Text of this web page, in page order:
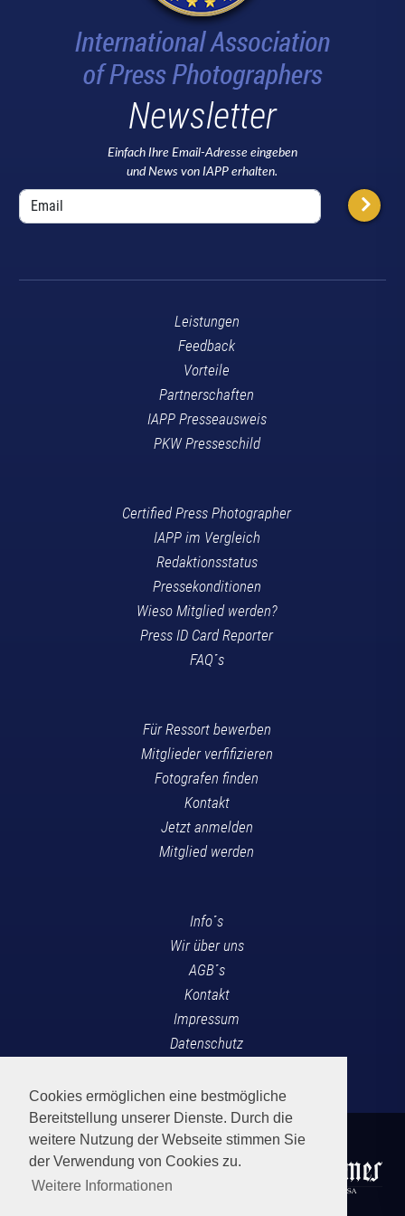
Cookies ermöglichen eine bestmögliche
Bereitstellung unserer Dienste. Durch die
weitere Nutzung der Webseite stimmen Sie
der Verwendung von Cookies zu.
Weitere Informationen
Newsletter
Einfach Ihre Email-Adresse eingeben
und News von IAPP erhalten.
Leistungen
Feedback
Vorteile
Partnerschaften
IAPP Presseausweis
PKW Presseschild
Certified Press Photographer
IAPP im Vergleich
Redaktionsstatus
Pressekonditionen
Wieso Mitglied werden?
Press ID Card Reporter
FAQ´s
Für Ressort bewerben
Mitglieder verfifizieren
Fotografen finden
Kontakt
Jetzt anmelden
Mitglied werden
Info´s
Wir über uns
AGB´s
Kontakt
Impressum
Datenschutz